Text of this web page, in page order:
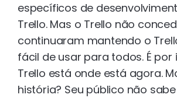
específicos de
Trello. Mas o Trello não
continuaram mantendo o
fácil de usar para todos. É por
Trello está onde está agora.
história? Seu público não